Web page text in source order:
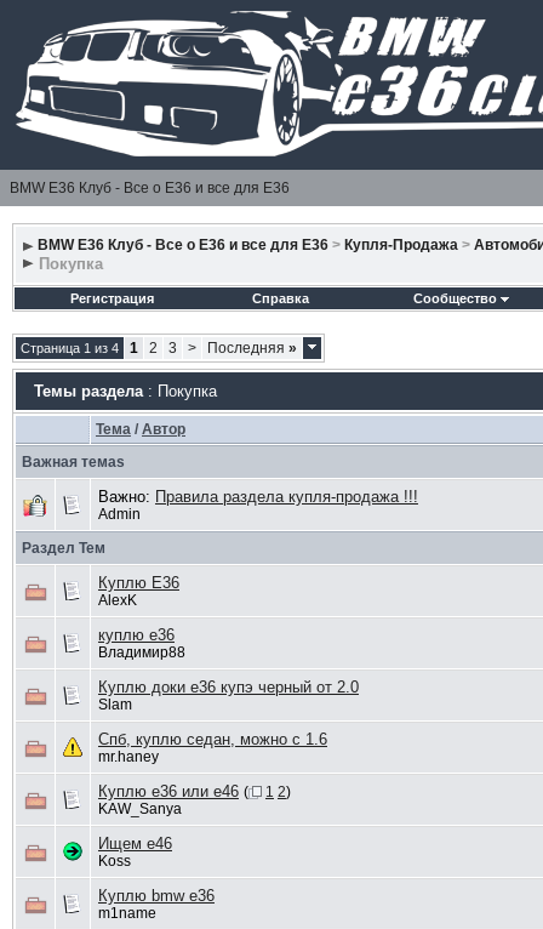
BMW E36 Клуб - Все о Е36 и все для Е36
BMW E36 Клуб - Все о Е36 и все для Е36 > Купля-Продажа >
Покупка
Регистрация Справка Сообщество
Страница 1 из 4 1 2 3 > Последняя »
Темы раздела: Покупка
Тема/ Автор
Важная темаs
Важно: Правила раздела купля-продажа !!!
Admin
Раздел Тем
Куплю E36
AlexK
куплю е36
Владимир88
Куплю доки e36 купэ черный от 2.0
Slam
Спб, куплю седан, можно с 1.6
mr.haney
Куплю е36 или е46 ( 1 2)
KAW_Sanya
Ищем е46
Koss
Куплю bmw e36
m1name